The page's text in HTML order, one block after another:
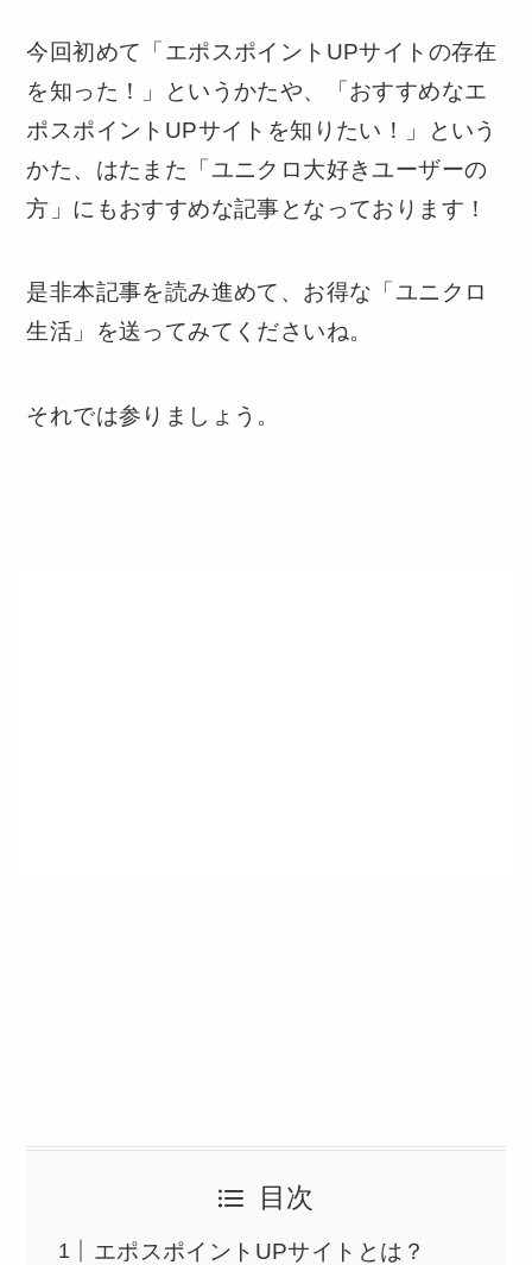
今回初めて「エポスポイントUPサイトの存在
を知った！」というかたや、「おすすめなエ
ポスポイントUPサイトを知りたい！」という
かた、はたまた「ユニクロ大好きユーザーの
方」にもおすすめな記事となっております！
是非本記事を読み進めて、お得な「ユニクロ
生活」を送ってみてくださいね。
それでは参りましょう。
目次
エポスポイントUPサイトとは？